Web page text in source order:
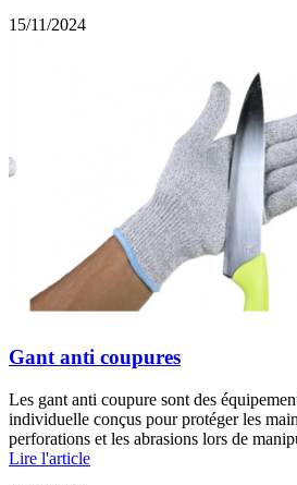
15/11/2024
Gant anti coupures
Les gant anti coupure sont des
individuelle conçus pour protéger les
perforations et les abrasions lors de
Lire l'article